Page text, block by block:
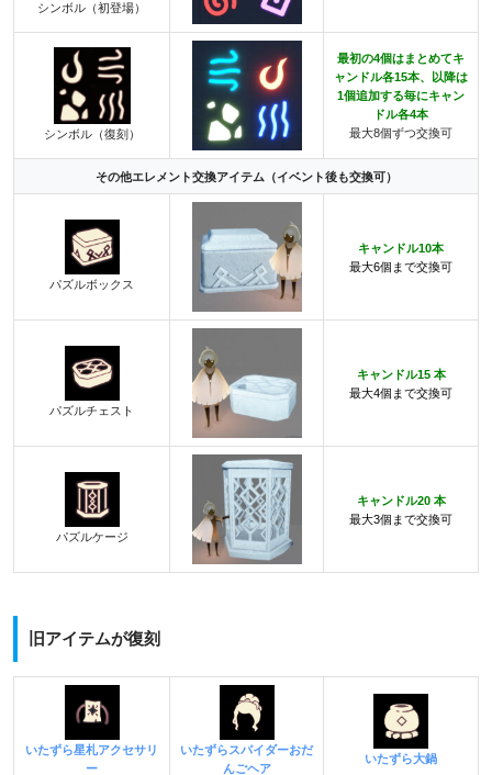
シンボル（初登場）
シンボル（復刻）
最初の4個はまとめてキ
ャンドル各15本、
以降は
1個追加する毎にキャン
ドル各4本
最大8個ずつ交換可
その他エレメント交換アイテム（イベント後も交換可）
パズルボックス
キャンドル10本
最大6個まで交換可
パズルチェスト
キャンドル15 本
最大4個まで交換可
パズルケージ
キャンドル20 本
最大3個まで交換可
旧アイテムが復刻
いたずら星札アクセサリ
ー
いたずらスパイダーおだ
んごヘア
いたずら大鍋